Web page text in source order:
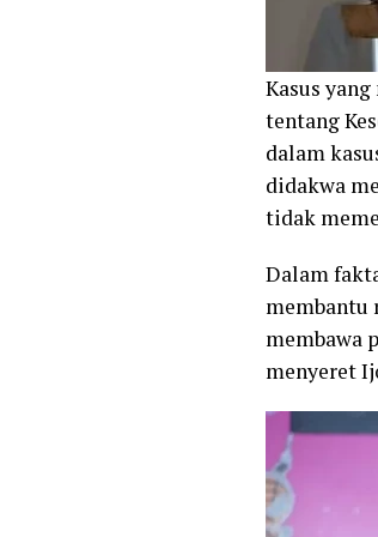
‎Kasus
tentang
dalam
didakwa
tidak
‎Dalam
membantu
membawa
menyeret